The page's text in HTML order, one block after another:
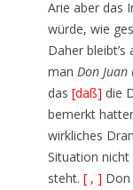
Arie aber das
würde, wie
Daher
man Don
das [daß] die
bemerkt
wirkliches
Situation nicht
steht. [ , ] Don